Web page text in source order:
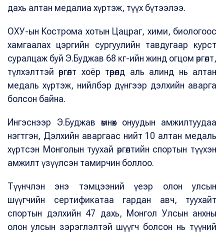
дахь алтан медалиа хүртэж, түүх бүтээлээ.
ОХУ-ын Кострома хотын Цацраг, хими, биологоос
хамгаалах цэргийн сургуулийн тавдугаар курст
суралцаж буй Э.Буджав 68 кг-ийн жинд огцом өргөлт,
түлхэлттэй өргөлт хоёр төрөлд аль алинд нь алтан
медаль хүртэж, нийлбэр дүнгээр дэлхийн аварга
болсон байна.
Ингэснээр Э.Буджав өмнөх онуудын амжилтуудаа
нэгтгэн, Дэлхийн аваргаас нийт 10 алтан медаль
хүртсэн Монголын туухай өргөлтийн спортын түүхэн
амжилт үзүүлсэн тамирчин боллоо.
Түүнчлэн энэ тэмцээний үеэр олон улсын
шүүгчийн сертификатаа гардан авч, туухайт
спортын дэлхийн 47 дахь, Монгол Улсын анхны
олон улсын зэрэглэлтэй шүүгч болсон нь түүний